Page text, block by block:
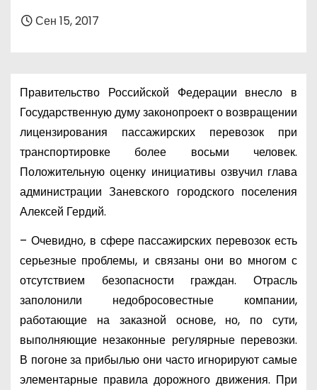
Сен 15, 2017
Правительство Российской Федерации внесло в
Государственную думу законопроект о возвращении
лицензирования пассажирских перевозок при
транспортировке более восьми человек.
Положительную оценку инициативы озвучил глава
администрации Заневского городского поселения
Алексей Гердий.
– Очевидно, в сфере пассажирских перевозок есть
серьезные проблемы, и связаны они во многом с
отсутствием безопасности граждан. Отрасль
заполонили недобросовестные компании,
работающие на заказной основе, но, по сути,
выполняющие незаконные регулярные перевозки.
В погоне за прибылью они часто игнорируют самые
элементарные правила дорожного движения. При